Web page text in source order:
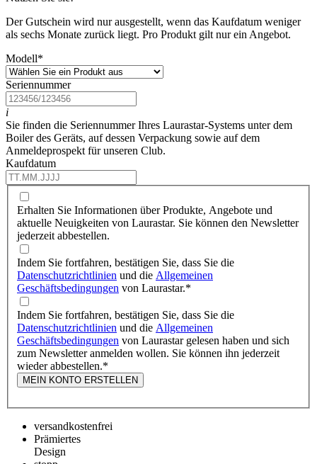
Der Gutschein wird nur ausgestellt, wenn das Kaufdatum weniger
als sechs Monate zurück liegt. Pro Produkt gilt nur ein Angebot.
Modell*
Seriennummer
i
Sie finden die Seriennummer Ihres Laurastar-Systems unter dem
Boiler des Geräts, auf dessen Verpackung sowie auf dem
Anmeldeprospekt für unseren Club.
Kaufdatum
Erhalten Sie Informationen über Produkte, Angebote und
aktuelle Neuigkeiten von Laurastar. Sie können den Newsletter
jederzeit abbestellen.
Indem Sie fortfahren, bestätigen Sie, dass Sie die
Datenschutzrichtlinien und die Allgemeinen
Geschäftsbedingungen von Laurastar.*
Indem Sie fortfahren, bestätigen Sie, dass Sie die
Datenschutzrichtlinien und die Allgemeinen
Geschäftsbedingungen von Laurastar gelesen haben und sich
zum Newsletter anmelden wollen. Sie können ihn jederzeit
wieder abbestellen.*
MEIN KONTO ERSTELLEN
versandkostenfrei
Prämiertes
Design